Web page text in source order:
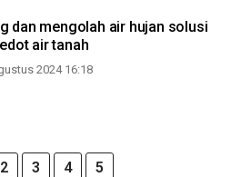
dan mengolah air hujan solusi
air tanah
2024 16:18
2 3 4 5